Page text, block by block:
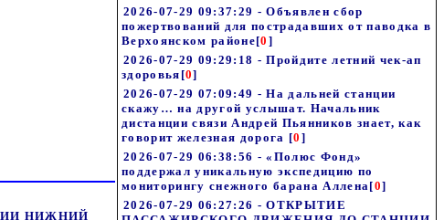
НИЖНИЙ
2026-07-29 09:37:29 - Объявлен сбор
пожертвований для пострадавших от паводка в
Верхоянском районе[0 ]
2026-07-29 09:29:18 - Пройдите летний чек-ап
здоровья [0]
2026-07-29 07:09:49 - На дальней станции
скажу… на другой услышат. Начальник
дистанции связи Андрей Пьянников знает, как
говорит железная дорога [0 ]
2026-07-29 06:38:56 - «Полюс Фонд»
поддержал уникальную экспедицию по
мониторингу снежного барана Аллена[0]
2026-07-29 06:27:26 - ОТКРЫТИЕ